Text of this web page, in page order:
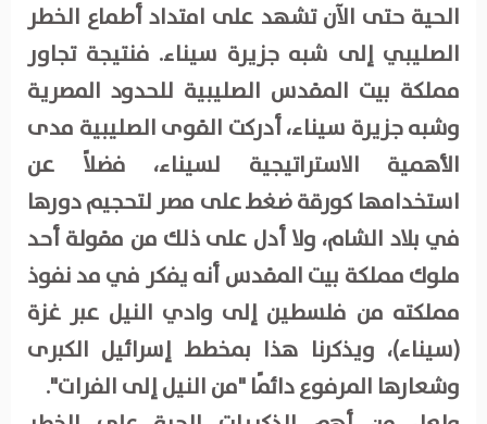
الحية حتى الآن تشهد على امتداد أطماع الخطر
الصليبي إلى شبه جزيرة سيناء. فنتيجة تجاور
مملكة بيت المقدس الصليبية للحدود المصرية
وشبه جزيرة سيناء، أدركت القوى الصليبية مدى
الأهمية الاستراتيجية لسيناء، فضلاً عن
استخدامها كورقة ضغط على مصر لتحجيم دورها
في بلاد الشام، ولا أدل على ذلك من مقولة أحد
ملوك مملكة بيت المقدس أنه يفكر في مد نفوذ
مملكته من فلسطين إلى وادي النيل عبر غزة
(سيناء)، ويذكرنا هذا بمخطط إسرائيل الكبرى
وشعارها المرفوع دائمًا "من النيل إلى الفرات".